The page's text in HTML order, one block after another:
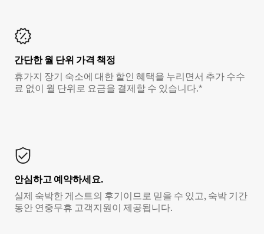
간단한 월 단위 가격 책정
휴가지 장기 숙소에 대한 할인 혜택을 누리면서 추가 수수
료 없이 월 단위로 요금을 결제할 수 있습니다.*
안심하고 예약하세요.
실제 숙박한 게스트의 후기이므로 믿을 수 있고, 숙박 기간
동안 연중무휴 고객지원이 제공됩니다.